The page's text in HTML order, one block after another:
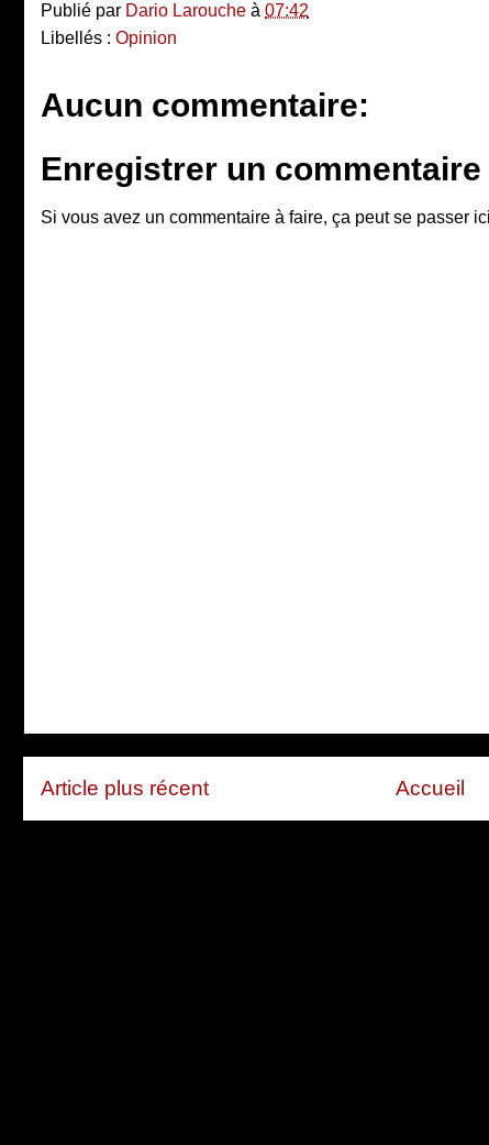
Publié par Dario Larouche à 07:42
Libellés : Opinion
Aucun commentaire:
Enregistrer un commentaire
Si vous avez un commentaire à faire, ça peut se passer
Article plus récent Accueil